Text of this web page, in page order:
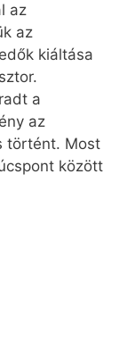
az
az
kiáltása
a
az
történt. Most
között